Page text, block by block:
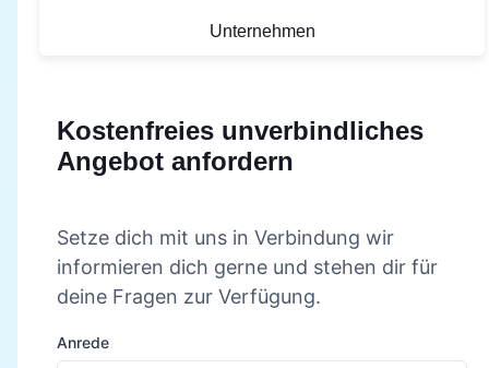
Unternehmen
Kostenfreies unverbindliches
Angebot anfordern
Setze dich mit uns in Verbindung wir
informieren dich gerne und stehen dir für
deine Fragen zur Verfügung.
Anrede